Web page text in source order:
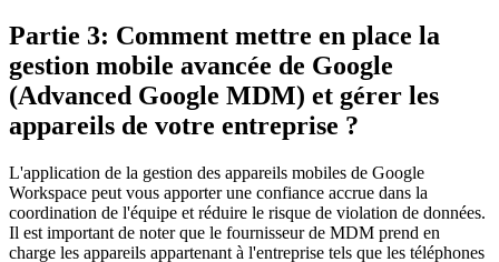
Partie 3: Comment mettre en place la
gestion mobile avancée de Google
(Advanced Google MDM) et gérer les
appareils de votre entreprise ?
L'application de la gestion des appareils mobiles de Google
Workspace peut vous apporter une confiance accrue dans la
coordination de l'équipe et réduire le risque de violation de données.
Il est important de noter que le fournisseur de MDM prend en
charge les appareils appartenant à l'entreprise tels que les téléphones